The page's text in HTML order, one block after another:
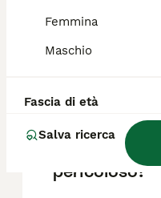
Femmina
Maschio
Fascia di età
Salva ricerca
gatto del
pericoloso?